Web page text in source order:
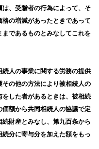
、受贈者の行為によって、そ
の増減があったときであって
であるものとみなしてこれを
人の事業に関する労務の提供
の他の方法により被相続人の
した者があるときは、被相続
額から共同相続人の協議で定
財産とみなし、第九百条から
分に寄与分を加えた額をもっ